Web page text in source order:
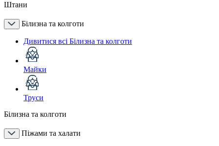
Штани
Білизна та колготи
Дивитися всі Білизна та колготи
Майки
Труси
Білизна та колготи
Піжами та халати